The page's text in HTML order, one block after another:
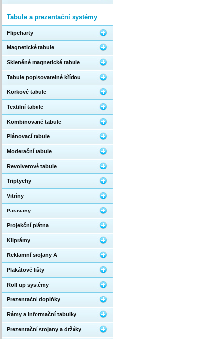
Tabule a prezentační systémy
Flipcharty
Magnetické tabule
Skleněné magnetické tabule
Tabule popisovatelné křídou
Korkové tabule
Textilní tabule
Kombinované tabule
Plánovací tabule
Moderační tabule
Revolverové tabule
Triptychy
Vitríny
Paravany
Projekční plátna
Kliprámy
Reklamní stojany A
Plakátové lišty
Roll up systémy
Prezentační doplňky
Rámy a informační tabulky
Prezentační stojany a držáky